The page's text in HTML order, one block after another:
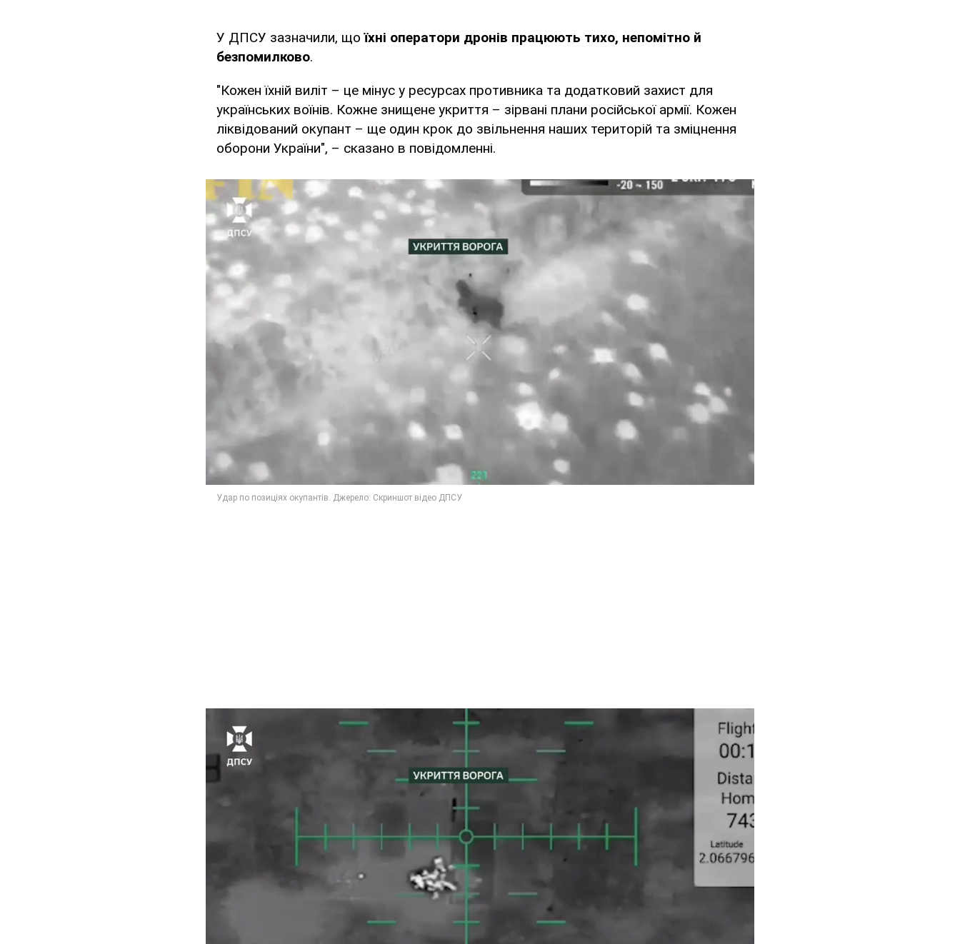
У ДПСУ зазначили, що їхні оператори дронів працюють тихо, непомітно й
безпомилково.
"Кожен їхній виліт – це мінус у ресурсах противника та додатковий захист для
українських воїнів. Кожне знищене укриття – зірвані плани російської армії. Кожен
ліквідований окупант – ще один крок до звільнення наших територій та зміцнення
оборони України", – сказано в повідомленні.